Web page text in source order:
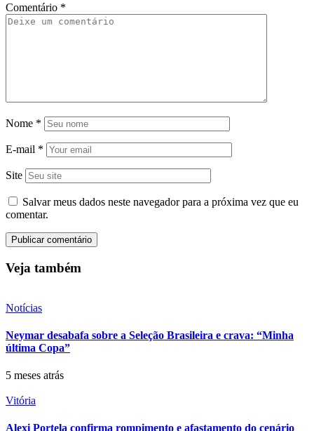
Comentário *
Nome *
E-mail *
Site
Salvar meus dados neste navegador para a próxima vez que eu
comentar.
Veja também
Notícias
Neymar desabafa sobre a Seleção Brasileira e crava: “Minha
última Copa”
5 meses atrás
Vitória
Alexi Portela confirma rompimento e afastamento do cenário